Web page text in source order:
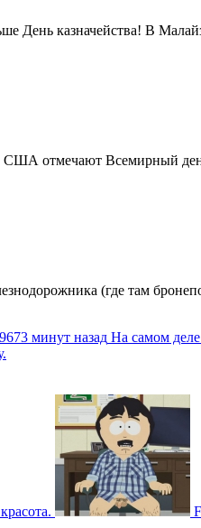
День казначейства! В
США отмечают Всемирный
(где там
минут назад На самом